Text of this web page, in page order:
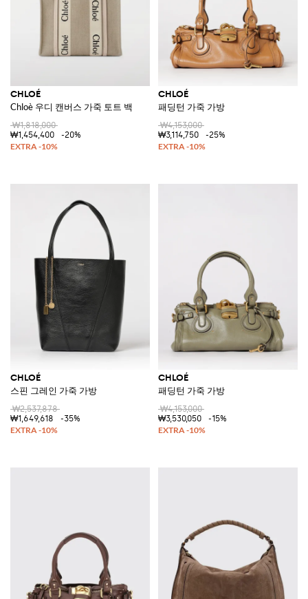
CHLOÉ
Chloè 우디 캔버스 가죽 토트 백
₩1,818,000
₩1,454,400
-20%
CHLOÉ
패딩턴 가죽 가방
₩4,153,000
₩3,114,750
-25%
CHLOÉ
스핀 그레인 가죽 가방
₩2,537,878
₩1,649,618
-35%
CHLOÉ
패딩턴 가죽 가방
₩4,153,000
₩3,530,050
-15%